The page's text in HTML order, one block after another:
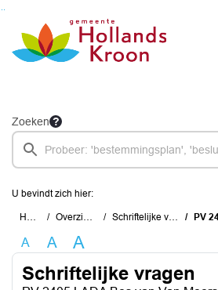
Ga naar de inhoud van deze pagina
Zoeken
U bevindt zich hier:
Home Overzichten Schriftelijke vragen PV
A A A
Schriftelijke vragen